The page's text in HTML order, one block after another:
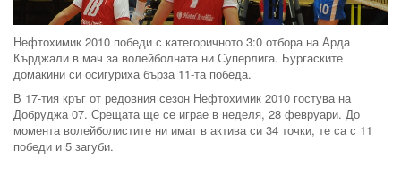
Нефтохимик 2010 победи с категоричното 3:0 отбора на Арда
Кърджали в мач за волейболната ни Суперлига. Бургаските
домакини си осигуриха бърза 11-та победа.
В 17-тия кръг от редовния сезон Нефтохимик 2010 гостува на
Добруджа 07. Срещата ще се играе в неделя, 28 февруари. До
момента волейболистите ни имат в актива си 34 точки, те са с 11
победи и 5 загуби.